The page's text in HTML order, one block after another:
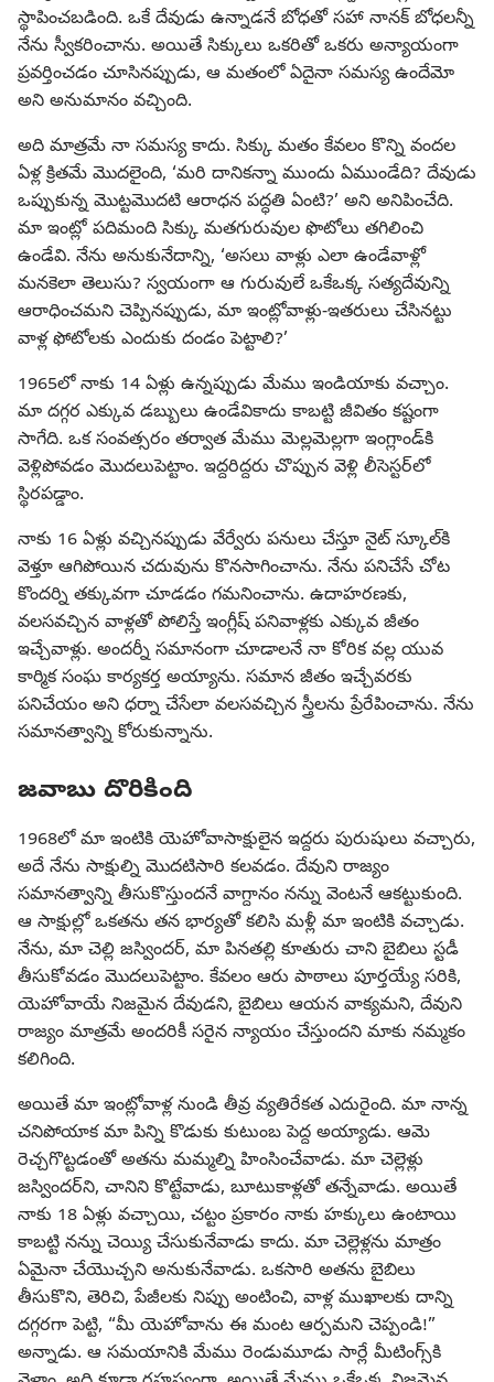
స్థాపించబడింది. ఒకే దేవుడు ఉన్నాడనే బోధతో సహా నానక్‌ బోధలన్నీ
నేను స్వీకరించాను. అయితే సిక్కులు ఒకరితో ఒకరు అన్యాయంగా
ప్రవర్తించడం చూసినప్పుడు, ఆ మతంలో ఏదైనా సమస్య ఉందేమో
అని అనుమానం వచ్చింది.
అది మాత్రమే నా సమస్య కాదు. సిక్కు మతం కేవలం కొన్ని వందల
ఏళ్ల క్రితమే మొదలైంది, ‘మరి దానికన్నా ముందు ఏముండేది? దేవుడు
ఒప్పుకున్న మొట్టమొదటి ఆరాధన పద్ధతి ఏంటి?’ అని అనిపించేది.
మా ఇంట్లో పదిమంది సిక్కు మతగురువుల ఫొటోలు తగిలించి
ఉండేవి. నేను అనుకునేదాన్ని, ‘అసలు వాళ్లు ఎలా ఉండేవాళ్లో
మనకెలా తెలుసు? స్వయంగా ఆ గురువులే ఒకేఒక్క సత్యదేవున్ని
ఆరాధించమని చెప్పినప్పుడు, మా ఇంట్లోవాళ్లు-ఇతరులు చేసినట్టు
వాళ్ల ఫోటోలకు ఎందుకు దండం పెట్టాలి?’
1965లో నాకు 14 ఏళ్లు ఉన్నప్పుడు మేము ఇండియాకు వచ్చాం.
మా దగ్గర ఎక్కువ డబ్బులు ఉండేవికాదు కాబట్టి జీవితం కష్టంగా
సాగేది. ఒక సంవత్సరం తర్వాత మేము మెల్లమెల్లగా ఇంగ్లాండ్‌కి
వెళ్లిపోవడం మొదలుపెట్టాం. ఇద్దరిద్దరు చొప్పున వెళ్లి లీసెస్టర్‌లో
స్థిరపడ్డాం.
నాకు 16 ఏళ్లు వచ్చినప్పుడు వేర్వేరు పనులు చేస్తూ నైట్‌ స్కూల్‌కి
వెళ్తూ ఆగిపోయిన చదువును కొనసాగించాను. నేను పనిచేసే చోట
కొందర్ని తక్కువగా చూడడం గమనించాను. ఉదాహరణకు,
వలసవచ్చిన వాళ్లతో పోలిస్తే ఇంగ్లీష్‌ పనివాళ్లకు ఎక్కువ జీతం
ఇచ్చేవాళ్లు. అందర్నీ సమానంగా చూడాలనే నా కోరిక వల్ల యువ
కార్మిక సంఘ కార్యకర్త అయ్యాను. సమాన జీతం ఇచ్చేవరకు
పనిచేయం అని ధర్నా చేసేలా వలసవచ్చిన స్త్రీలను ప్రేరేపించాను. నేను
సమానత్వాన్ని కోరుకున్నాను.
జవాబు దొరికింది
1968లో మా ఇంటికి యెహోవాసాక్షులైన ఇద్దరు పురుషులు వచ్చారు,
అదే నేను సాక్షుల్ని మొదటిసారి కలవడం. దేవుని రాజ్యం
సమానత్వాన్ని తీసుకొస్తుందనే వాగ్దానం నన్ను వెంటనే ఆకట్టుకుంది.
ఆ సాక్షుల్లో ఒకతను తన భార్యతో కలిసి మళ్లీ మా ఇంటికి వచ్చాడు.
నేను, మా చెల్లి జస్విందర్‌, మా పినతల్లి కూతురు చాని బైబిలు స్టడీ
తీసుకోవడం మొదలుపెట్టాం. కేవలం ఆరు పాఠాలు పూర్తయ్యే సరికి,
యెహోవాయే నిజమైన దేవుడని, బైబిలు ఆయన వాక్యమని, దేవుని
రాజ్యం మాత్రమే అందరికీ సరైన న్యాయం చేస్తుందని మాకు నమ్మకం
కలిగింది.
అయితే మా ఇంట్లోవాళ్ల నుండి తీవ్ర వ్యతిరేకత ఎదురైంది. మా నాన్న
చనిపోయాక మా పిన్ని కొడుకు కుటుంబ పెద్ద అయ్యాడు. ఆమె
రెచ్చగొట్టడంతో అతను మమ్మల్ని హింసించేవాడు. మా చెల్లెళ్లు
జస్విందర్‌ని, చానిని కొట్టేవాడు, బూటుకాళ్లతో తన్నేవాడు. అయితే
నాకు 18 ఏళ్లు వచ్చాయి, చట్టం ప్రకారం నాకు హక్కులు ఉంటాయి
కాబట్టి నన్ను చెయ్యి చేసుకునేవాడు కాదు. మా చెల్లెళ్లను మాత్రం
ఏమైనా చేయొచ్చని అనుకునేవాడు. ఒకసారి అతను బైబిలు
తీసుకొని, తెరిచి, పేజీలకు నిప్పు అంటించి, వాళ్ల ముఖాలకు దాన్ని
దగ్గరగా పెట్టి, “మీ యెహోవాను ఈ మంట ఆర్పమని చెప్పండి!”
అన్నాడు. ఆ సమయానికి మేము రెండుమూడు సార్లే మీటింగ్స్‌కి